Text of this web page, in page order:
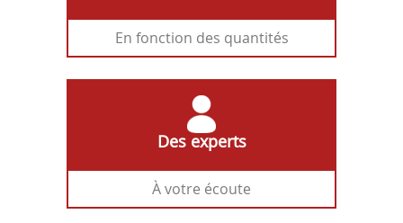
En fonction des quantités
Des experts
À votre écoute